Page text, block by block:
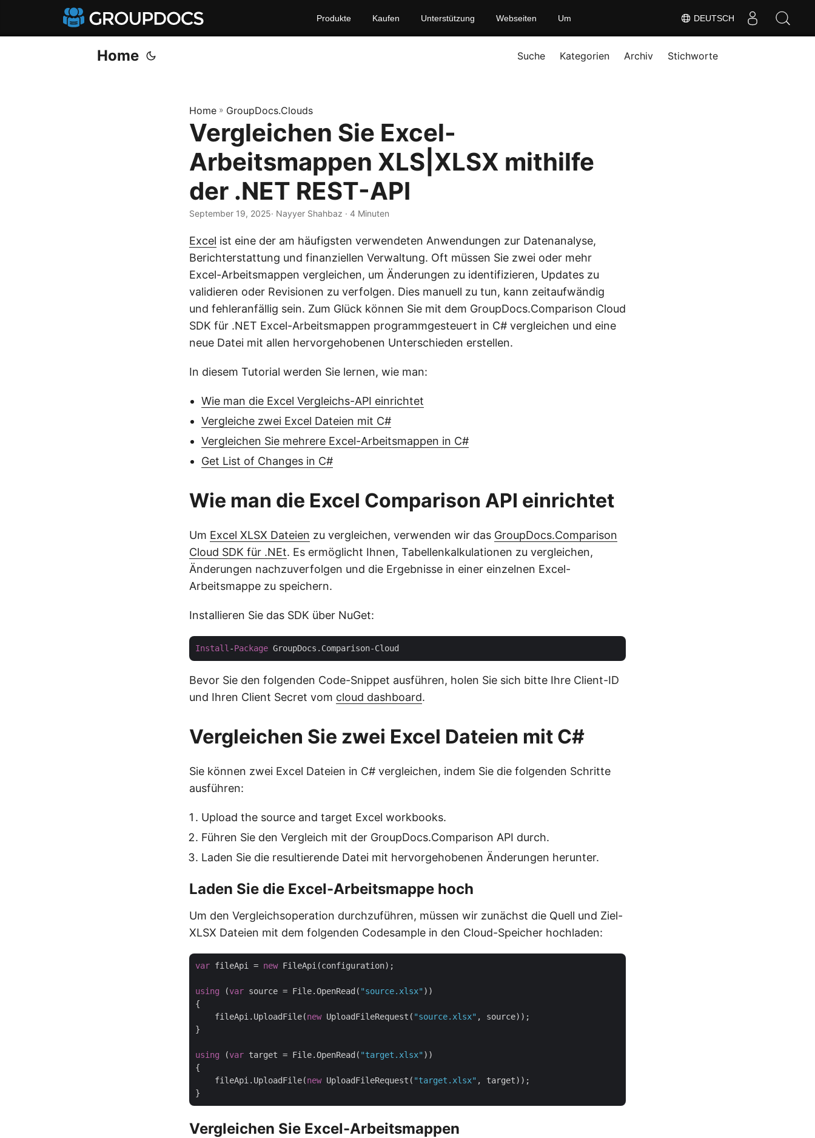
DEUTSCH
Produkte Kaufen Unterstützung Webseiten Um
Home Suche Kategorien Archiv Stichworte
Home » GroupDocs.Clouds
Vergleichen Sie Excel-
Arbeitsmappen XLS|XLSX mithilfe
der .NET REST-API
September 19, 2025· Nayyer Shahbaz · 4 Minuten
Excel ist eine der am häufigsten verwendeten Anwendungen zur Datenanalyse,
Berichterstattung und finanziellen Verwaltung. Oft müssen Sie zwei oder mehr
Excel-Arbeitsmappen vergleichen, um Änderungen zu identifizieren, Updates zu
validieren oder Revisionen zu verfolgen. Dies manuell zu tun, kann zeitaufwändig
und fehleranfällig sein. Zum Glück können Sie mit dem GroupDocs.Comparison Cloud
SDK für .NET Excel-Arbeitsmappen programmgesteuert in C# vergleichen und eine
neue Datei mit allen hervorgehobenen Unterschieden erstellen.
In diesem Tutorial werden Sie lernen, wie man:
Wie man die Excel Vergleichs-API einrichtet
Vergleiche zwei Excel Dateien mit C#
Vergleichen Sie mehrere Excel-Arbeitsmappen in C#
Get List of Changes in C#
Wie man die Excel Comparison API einrichtet
Um Excel XLSX Dateien zu vergleichen, verwenden wir das GroupDocs.Comparison
Cloud SDK für .NEt. Es ermöglicht Ihnen, Tabellenkalkulationen zu vergleichen,
Änderungen nachzuverfolgen und die Ergebnisse in einer einzelnen Excel-
Arbeitsmappe zu speichern.
Installieren Sie das SDK über NuGet:
Install -Package
Bevor Sie den folgenden Code-Snippet ausführen, holen Sie sich bitte Ihre Client-ID
und Ihren Client Secret vom cloud dashboard.
Vergleichen Sie zwei Excel Dateien mit C#
Sie können zwei Excel Dateien in C# vergleichen, indem Sie die folgenden Schritte
ausführen:
Upload the source and target Excel workbooks.
Führen Sie den Vergleich mit der GroupDocs.Comparison API durch.
Laden Sie die resultierende Datei mit hervorgehobenen Änderungen herunter.
Laden Sie die Excel-Arbeitsmappe hoch
Um den Vergleichsoperation durchzuführen, müssen wir zunächst die Quell und Ziel-
XLSX Dateien mit dem folgenden Codesample in den Cloud-Speicher hochladen:
var fileApi = new FileApi(configuration);
using (var source = File.OpenRead( "source.xlsx" ))
{
    fileApi.UploadFile(
new UploadFileRequest( "source.xlsx" , source));
}
using (var target = File.OpenRead( "target.xlsx" ))
{
    fileApi.UploadFile(
new UploadFileRequest( "target.xlsx" , target));
Vergleichen Sie Excel-Arbeitsmappen